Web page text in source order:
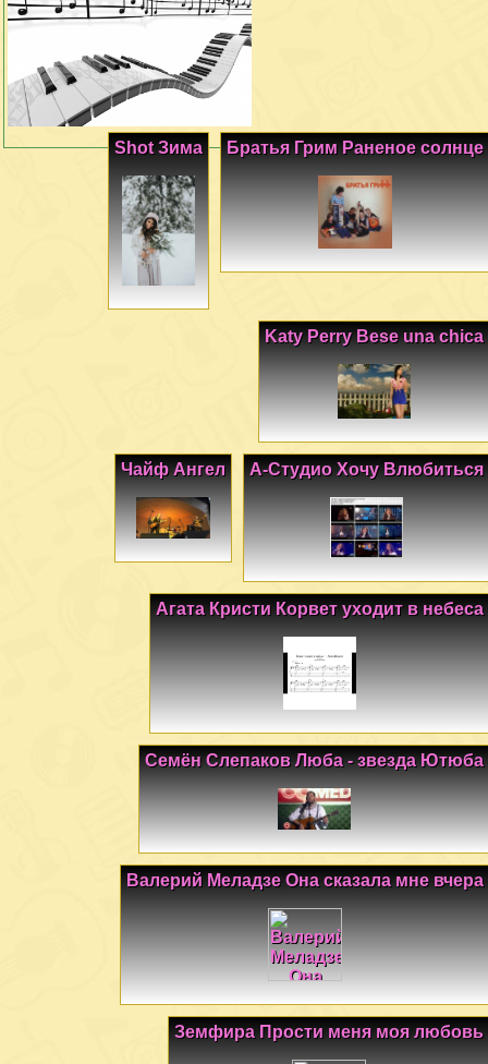
Братья Грим Раненое солнце
Shot Зима
Katy Perry Bese una chica
А-Студио Хочу Влюбиться
Чайф Ангел
Агата Кристи Корвет уходит в небеса
Семён Слепаков Люба - звезда Ютюба
Валерий Меладзе Она сказала мне вчера
Земфира Прости меня моя любовь